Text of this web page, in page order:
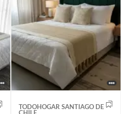
TODOHOGAR SANTIAGO DE